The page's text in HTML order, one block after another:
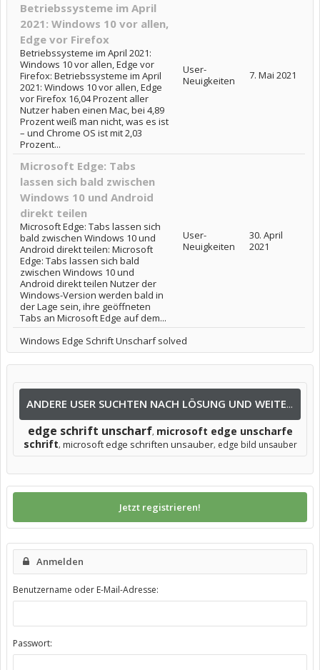
Betriebssysteme im April
2021: Windows 10 vor allen,
Edge vor Firefox
Betriebssysteme im April 2021:
Windows 10 vor allen, Edge vor
Firefox: Betriebssysteme im April
2021: Windows 10 vor allen, Edge
vor Firefox 16,04 Prozent aller
Nutzer haben einen Mac, bei 4,89
Prozent weiß man nicht, was es ist
– und Chrome OS ist mit 2,03
Prozent...
User-
Neuigkeiten
7. Mai 2021
Microsoft Edge: Tabs
lassen sich bald zwischen
Windows 10 und Android
direkt teilen
Microsoft Edge: Tabs lassen sich
bald zwischen Windows 10 und
Android direkt teilen: Microsoft
Edge: Tabs lassen sich bald
zwischen Windows 10 und
Android direkt teilen Nutzer der
Windows-Version werden bald in
der Lage sein, ihre geöffneten
Tabs an Microsoft Edge auf dem...
User-
Neuigkeiten
30. April
2021
Windows Edge Schrift Unscharf solved
ANDERE USER SUCHTEN NACH LÖSUNG UND WEITEREN INFOS NACH:
edge schrift unscharf, microsoft edge unscharfe
schrift, microsoft edge schriften unsauber, edge bild unsauber
Jetzt registrieren!
Anmelden
Benutzername oder E-Mail-Adresse:
Passwort: